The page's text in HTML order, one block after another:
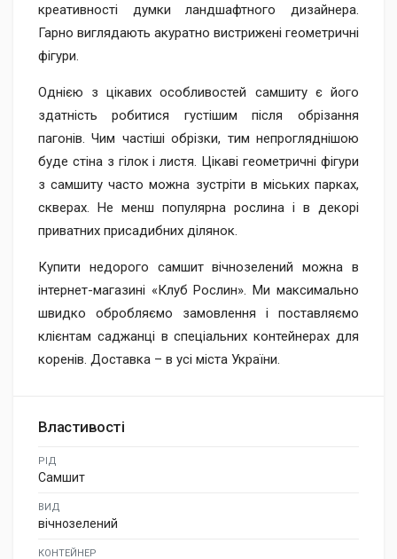
креативності думки ландшафтного дизайнера.
Гарно виглядають акуратно вистрижені геометричні
фігури.
Однією з цікавих особливостей самшиту є його
здатність робитися густішим після обрізання
пагонів. Чим частіші обрізки, тим непрогляднішою
буде стіна з гілок і листя. Цікаві геометричні фігури
з самшиту часто можна зустріти в міських парках,
скверах. Не менш популярна рослина і в декорі
приватних присадибних ділянок.
Купити недорого самшит вічнозелений можна в
інтернет-магазині «Клуб Рослин». Ми максимально
швидко обробляємо замовлення і поставляємо
клієнтам саджанці в спеціальних контейнерах для
коренів. Доставка – в усі міста України.
Властивості
РІД
Самшит
ВИД
вічнозелений
КОНТЕЙНЕР